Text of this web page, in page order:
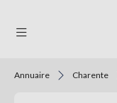
Annuaire Charente